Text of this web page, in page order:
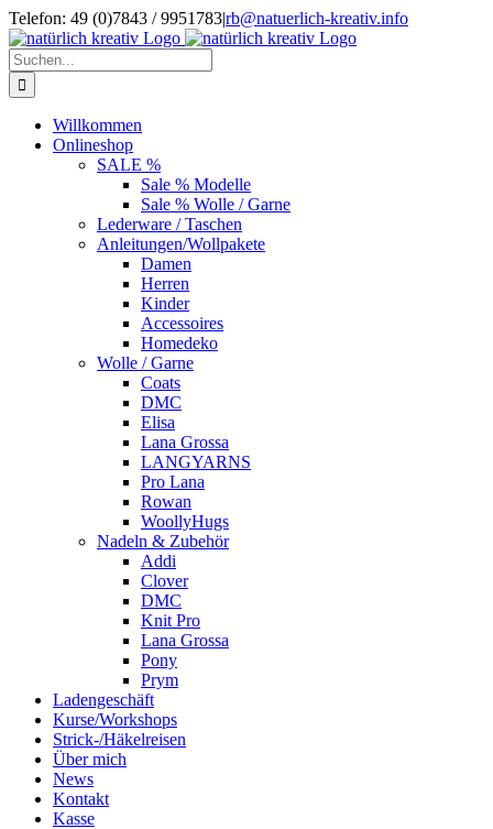
Zum
Inhalt
springen
Telefon: 49 (0)7843 / 9951783|rb@natuerlich-kreativ.info
Suche
nach:
Willkommen
Onlineshop
SALE %
Sale % Modelle
Sale % Wolle / Garne
Lederware / Taschen
Anleitungen/Wollpakete
Damen
Herren
Kinder
Accessoires
Homedeko
Wolle / Garne
Coats
DMC
Elisa
Lana Grossa
LANGYARNS
Pro Lana
Rowan
WoollyHugs
Nadeln & Zubehör
Addi
Clover
DMC
Knit Pro
Lana Grossa
Pony
Prym
Ladengeschäft
Kurse/Workshops
Strick-/Häkelreisen
Über mich
News
Kontakt
Kasse